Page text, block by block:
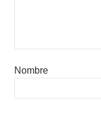
Nombre